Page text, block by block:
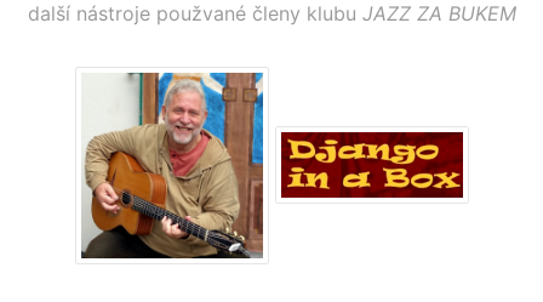
další nástroje použvané členy klubu JAZZ ZA BUKEM